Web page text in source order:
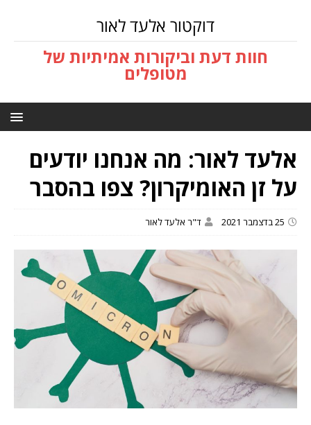
דוקטור אלעד לאור
חוות דעת וביקורות אמיתיות של
מטופלים
אלעד לאור: מה אנחנו יודעים
על זן האומיקרון? צפו בהסבר
25 בדצמבר 2021 ד"ר אלעד לאור